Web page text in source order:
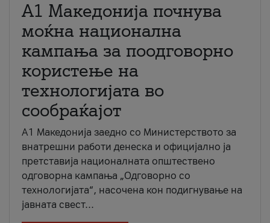
A1 Македонија почнува
моќна национална
кампања за поодговорно
користење на
технологијата во
сообраќајот
A1 Македонија заедно со Министерството за
внатрешни работи денеска и официјално ја
претставија националната општествено
одговорна кампања „Одговорно со
технологијата“, насочена кон подигнување на
јавната свест...